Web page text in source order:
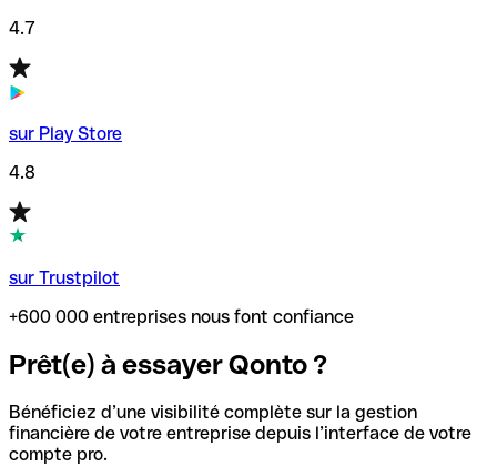
4.7
sur Play Store
4.8
sur Trustpilot
+600 000 entreprises nous font confiance
Prêt(e) à essayer Qonto ?
Bénéficiez d’une visibilité complète sur la gestion
financière de votre entreprise depuis l’interface de votre
compte pro.